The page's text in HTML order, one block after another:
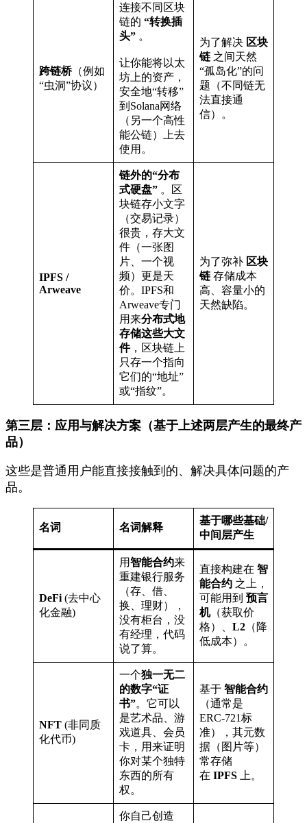
跨链桥（例如
“虫洞”协议）
连接不同区块
链的 “转换插
头” 。
让你能将以太
坊上的资产，
安全地“转移”
到Solana网络
（另一个高性
能公链）上去
使用。
为了解决 区块
链 之间天然
“孤岛化”的问
题（不同链无
法直接通
信）。
IPFS /
Arweave
链外的“分布
式硬盘” 。区
块链存小文字
（交易记录）
很贵，存大文
件（一张图
片、一个视
频）更是天
价。IPFS和
Arweave专门
用来分布式地
存储这些大文
件，区块链上
只存一个指向
它们的“地址”
或“指纹”。
为了弥补 区块
链 存储成本
高、容量小的
天然缺陷。
第三层：应用与解决方案（基于上述两层产生的最终产
品）
这些是普通用户能直接接触到的、解决具体问题的产
品。
名词 名词解释
基于哪些基础/
中间层产生
DeFi (去中心
化金融)
用智能合约来
重建银行服务
（存、借、
换、理财），
没有柜台，没
有经理，代码
说了算。
直接构建在 智
能合约 之上，
可能用到 预言
机（获取价
格）、 L2 （降
低成本）。
NFT (非同质
化代币)
一个独一无二
的数字“证
书”。它可以
是艺术品、游
戏道具、会员
卡，用来证明
你对某个独特
东西的所有
权。
基于 智能合约
（通常是
ERC-721标
准），其元数
据（图片等）
常存储
在 IPFS 上。
你自己创造